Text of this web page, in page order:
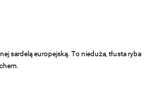
sardelą europejską. To nieduża, tłusta ryba